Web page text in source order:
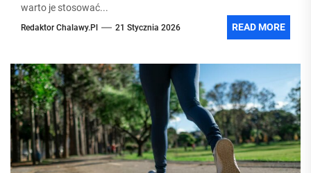
warto je stosować...
Redaktor Chalawy.pl 21 Stycznia 2026 READ MORE